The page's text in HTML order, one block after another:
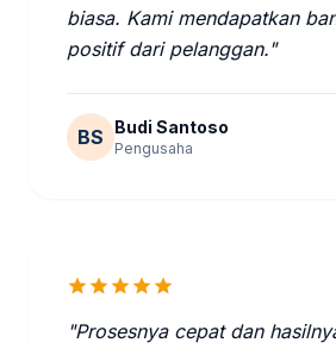
biasa. Kami mendapatkan
positif dari pelanggan."
BS Budi Santoso
Pengusaha
starstarstarstarstar
"Prosesnya cepat dan